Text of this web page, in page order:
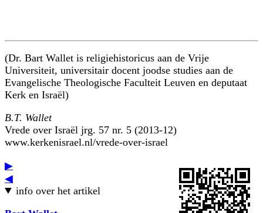
(Dr. Bart Wallet is religiehistoricus aan de Vrije
Universiteit, universitair docent joodse studies aan de
Evangelische Theologische Faculteit Leuven en deputaat
Kerk en Israël)
B.T. Wallet
Vrede over Israël jrg. 57 nr. 5 (2013-12)
www.kerkenisrael.nl/vrede-over-israel
▶
◀
info over het artikel